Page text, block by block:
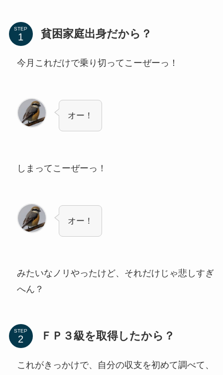
STEP 貧困家庭出身だから？
今月これだけで乗り切ってこーぜーっ！
オー！
しまってこーぜーっ！
オー！
みたいなノリやったけど、それだけじゃ悲しすぎ
へん？
STEP ＦＰ３級を取得したから？
これがきっかけで、自分の収支を初めて調べて、